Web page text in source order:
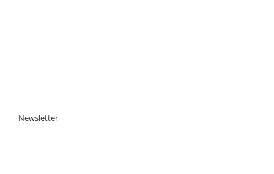
Newsletter